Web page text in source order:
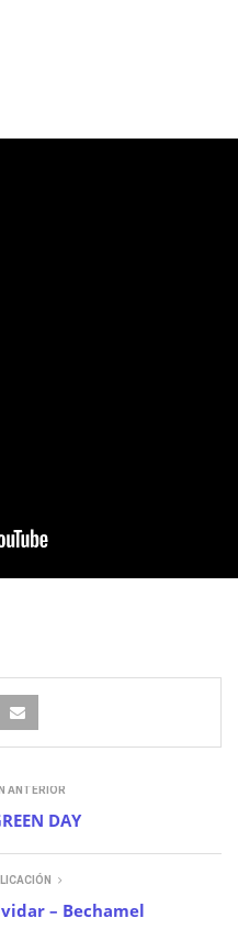
ANTERIOR
DAY
– Bechamel